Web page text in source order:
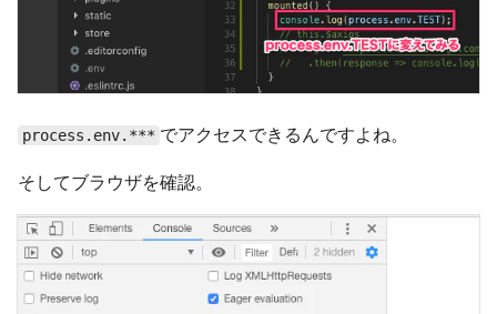
process.env.*** でアクセスできるんですよね。
そしてブラウザを確認。